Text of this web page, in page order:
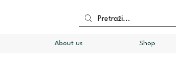
About us Shop